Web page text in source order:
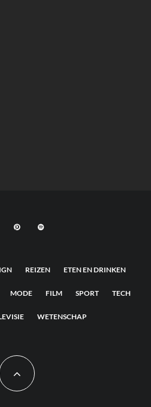
REIZEN ETEN EN DRINKEN
MODE FILM SPORT TECH
WETENSCHAP